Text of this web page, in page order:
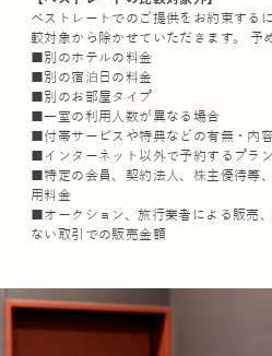
ベストレートでのご提供をお約束する
較対象から除かせていただきます。 予
■別のホテルの料金
■別の宿泊日の料金
■別のお部屋タイプ
■一室の利用人数が異なる場合
■付帯サービスや特典などの有無・内
■インターネット以外で予約するプラン
■特定の会員、契約法人、株主優待等
用料金
■オークション、旅行業者による販売
ない取引での販売金額